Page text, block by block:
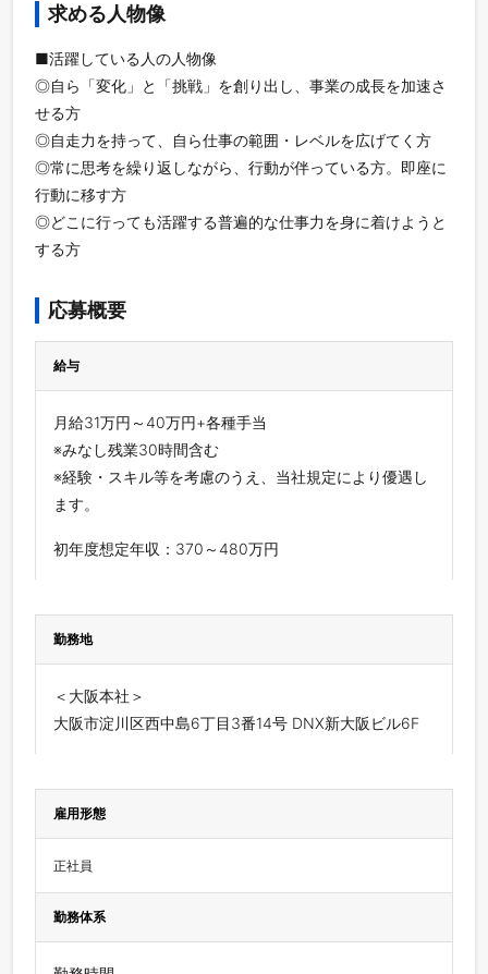
求める人物像
■活躍している人の人物像
◎自ら「変化」と「挑戦」を創り出し、事業の成長を加速さ
せる方
◎自走力を持って、自ら仕事の範囲・レベルを広げてく方
◎常に思考を繰り返しながら、行動が伴っている方。即座に
行動に移す方
◎どこに行っても活躍する普遍的な仕事力を身に着けようと
する方
応募概要
給与
月給31万円～40万円+各種手当
※みなし残業30時間含む
※経験・スキル等を考慮のうえ、当社規定により優遇し
ます。
初年度想定年収：370～480万円
勤務地
＜大阪本社＞
大阪市淀川区西中島6丁目3番14号 DNX新大阪ビル6F
雇用形態
正社員
勤務体系